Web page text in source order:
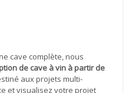
cave complète, nous
de cave à vin à partir de
aux projets multi-
et visualisez votre projet